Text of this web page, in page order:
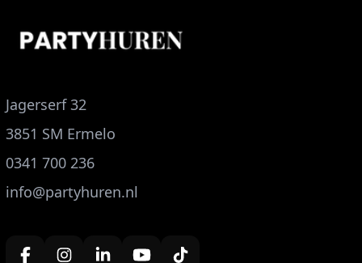
Jagerserf 32
3851 SM Ermelo
0341 700 236
info@partyhuren.nl